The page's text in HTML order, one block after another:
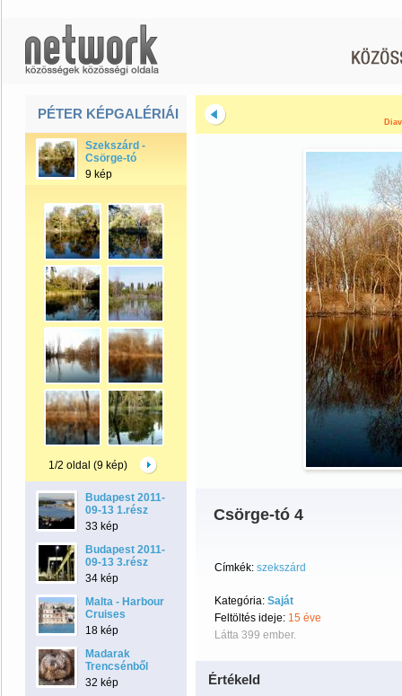
PÉTER KÉPGALÉRIÁI
Szekszárd -
Csörge-tó
9 kép
1/2 oldal (9 kép)
Budapest 2011-
09-13 1.rész
33 kép
Budapest 2011-
09-13 3.rész
34 kép
Malta - Harbour
Cruises
18 kép
Madarak
Trencsénből
32 kép
Csörge-tó 4
Címkék: szekszárd
Kategória: Saját
Feltöltés ideje: 15 éve
Látta 399 ember.
Értékeld